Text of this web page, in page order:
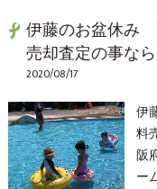
伊藤のお盆休み
売却査定の事な
2020/08/17
伊
料
阪
ー